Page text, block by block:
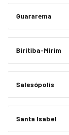
Guararema
Biritiba-Mirim
Salesópolis
Santa Isabel